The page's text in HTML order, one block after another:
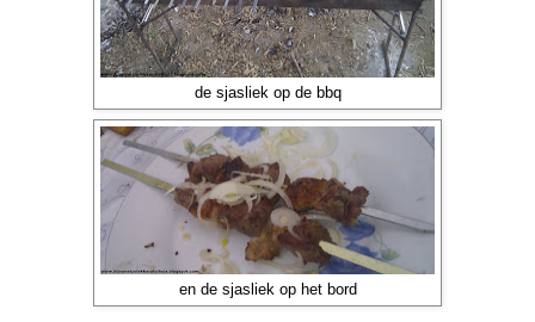
de sjasliek op de bbq
en de sjasliek op het bord